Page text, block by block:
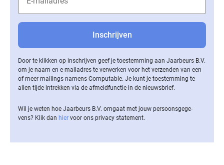
Door te klikken op inschrijven geef je toestemming aan Jaarbeurs B.V.
om je naam en e-mailadres te verwerken voor het verzenden van een
of meer mailings namens Computable. Je kunt je toestemming te
allen tijde intrekken via de af­meld­func­tie in de nieuwsbrief.
Wil je weten hoe Jaarbeurs B.V. omgaat met jouw per­soons­ge­ge­
vens? Klik dan hier voor ons privacy statement.